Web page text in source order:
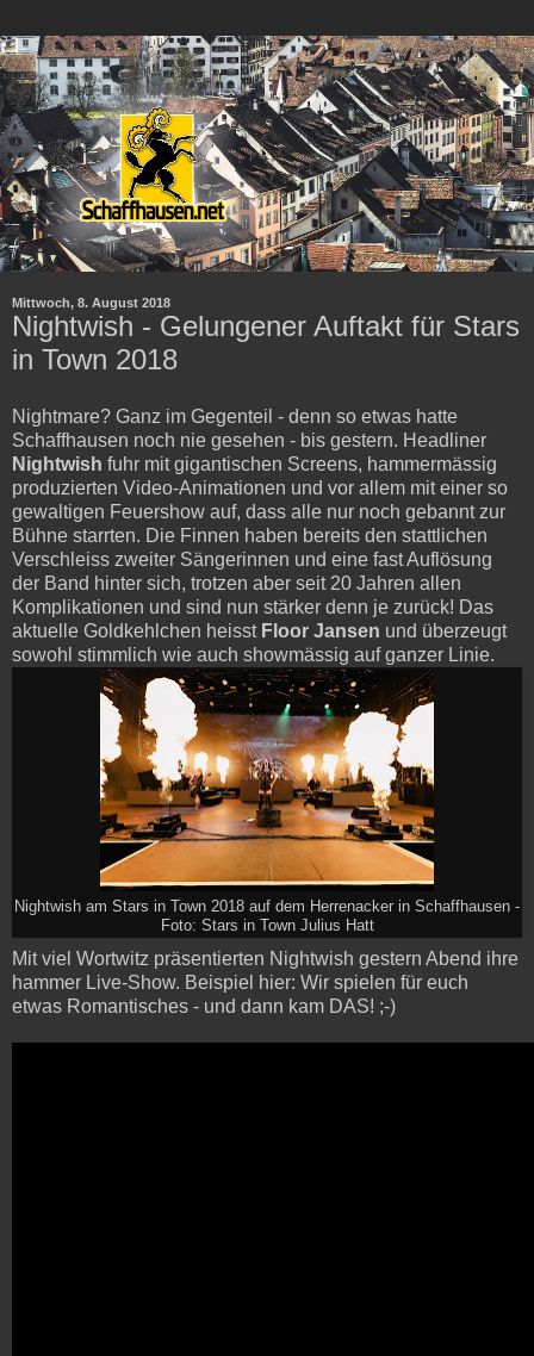
Mittwoch, 8. August 2018
Nightwish - Gelungener Auftakt für Stars
in Town 2018
Nightmare? Ganz im Gegenteil - denn so etwas hatte
Schaffhausen noch nie gesehen - bis gestern. Headliner
Nightwish fuhr mit gigantischen Screens, hammermässig
produzierten Video-Animationen und vor allem mit einer so
gewaltigen Feuershow auf, dass alle nur noch gebannt zur
Bühne starrten. Die Finnen haben bereits den stattlichen
Verschleiss zweiter Sängerinnen und eine fast Auflösung
der Band hinter sich, trotzen aber seit 20 Jahren allen
Komplikationen und sind nun stärker denn je zurück! Das
aktuelle Goldkehlchen heisst Floor Jansen und überzeugt
sowohl stimmlich wie auch showmässig auf ganzer Linie.
Nightwish am Stars in Town 2018 auf dem Herrenacker in Schaffhausen -
Foto: Stars in Town Julius Hatt
Mit viel Wortwitz präsentierten Nightwish gestern Abend ihre
hammer Live-Show. Beispiel hier: Wir spielen für euch
etwas Romantisches - und dann kam DAS! ;-)